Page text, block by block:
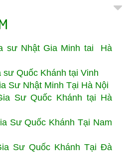
sư Nhật Gia Minh tai Hà
sư Quốc Khánh tại Vinh
Sư Nhật Minh Tại Hà Nội
Sư Quốc Khánh tại Hà
SưQuốc KhánhTại Nam
Sư Quốc Khánh Tại Đà